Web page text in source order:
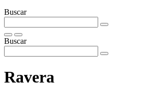
Buscar
Buscar
Ravera